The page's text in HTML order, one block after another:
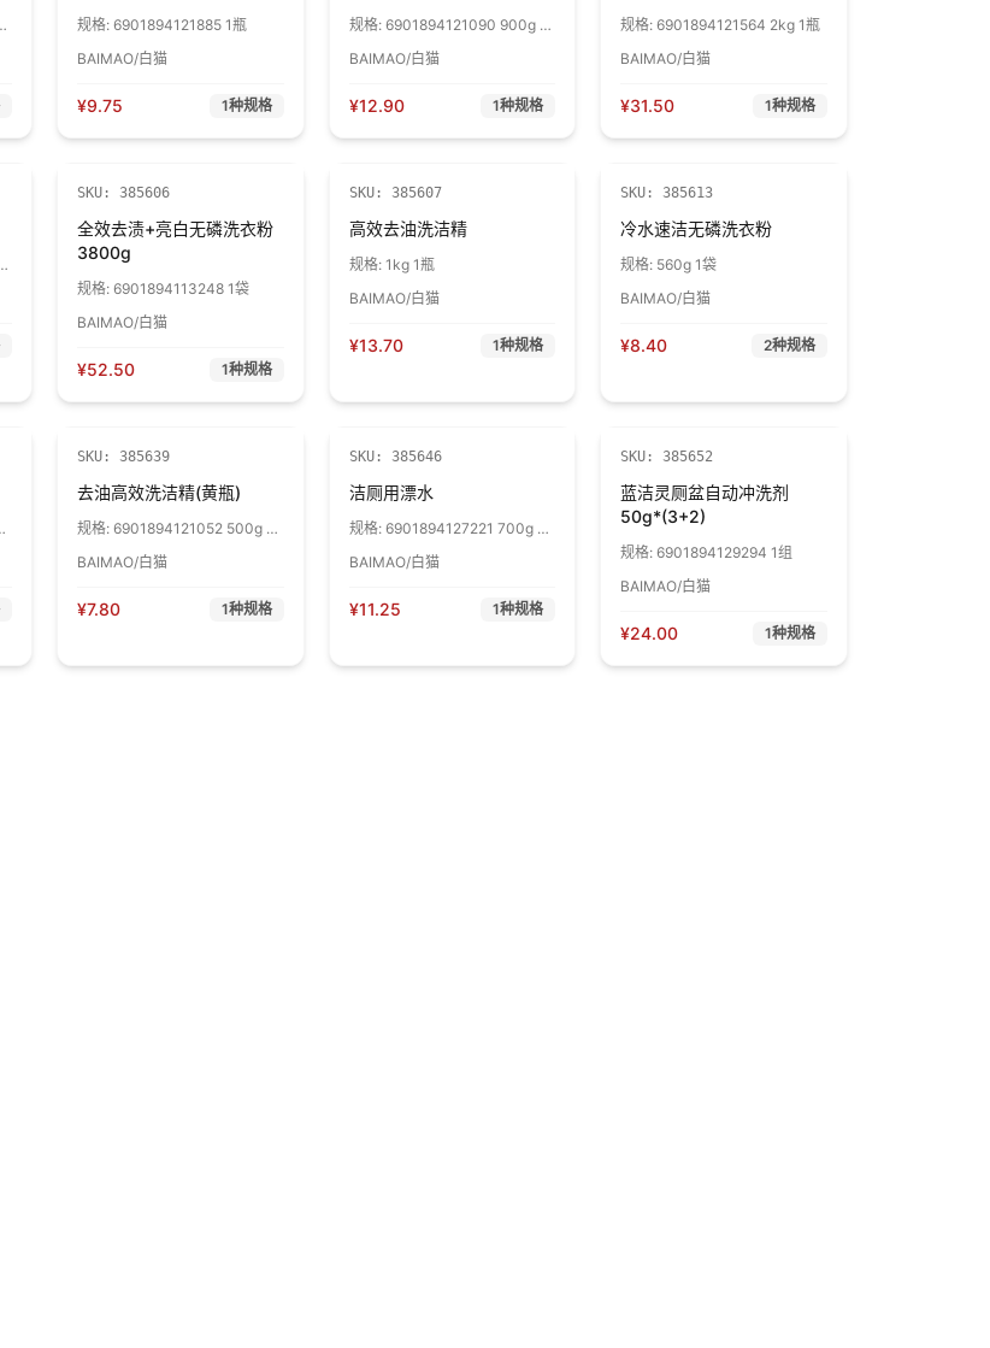
规格:6901894121885 1瓶
BAIMAO/白猫
¥9.75 1种规格
规格: 6901894121090 900g 1
BAIMAO/白猫
¥12.90 1种规格
规格:6901894121564 2kg 1瓶
BAIMAO/白猫
¥31.50 1种规格
SKU:385606
全效去渍+亮白无磷洗衣粉
3800g
规格:6901894113248 1袋
BAIMAO/白猫
¥52.50 1种规格
SKU: 385607
高效去油洗洁精
规格: 1kg 1瓶
BAIMAO/白猫
¥13.70 1种规格
SKU:385613
冷水速洁无磷洗衣粉
规格: 560g 1袋
BAIMAO/白猫
¥8.40 2种规格
SKU:385639
去油高效洗洁精(黄瓶)
规格:6901894121052 500g 1
BAIMAO/白猫
¥7.80 1种规格
SKU: 385646
洁厕用漂水
规格: 6901894127221 700g 1
BAIMAO/白猫
¥11.25 1种规格
SKU:385652
蓝洁灵厕盆自动冲洗剂
50g*(3+2)
规格:6901894129294 1组
BAIMAO/白猫
¥24.00 1种规格